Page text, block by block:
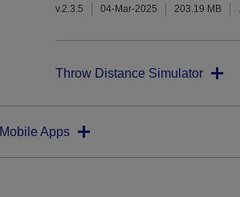
v.2.3.5 04-Mar-2025 203.19 MB
Throw Distance Simulator
Mobile Apps